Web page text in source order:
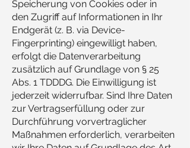
Speicherung von Cookies oder in
den Zugriff auf Informationen in Ihr
Endgerät (z. B. via Device-
Fingerprinting) eingewilligt haben,
erfolgt die Datenverarbeitung
zusätzlich auf Grundlage von § 25
Abs. 1 TDDDG. Die Einwilligung ist
jederzeit widerrufbar. Sind Ihre Daten
zur Vertragserfüllung oder zur
Durchführung vorvertraglicher
Maßnahmen erforderlich, verarbeiten